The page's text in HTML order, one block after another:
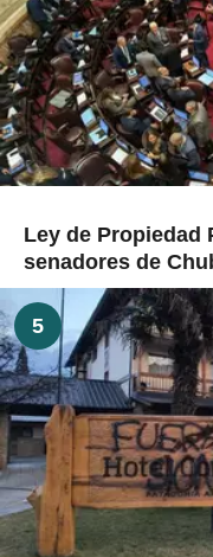
Ley de Propiedad
senadores de
5